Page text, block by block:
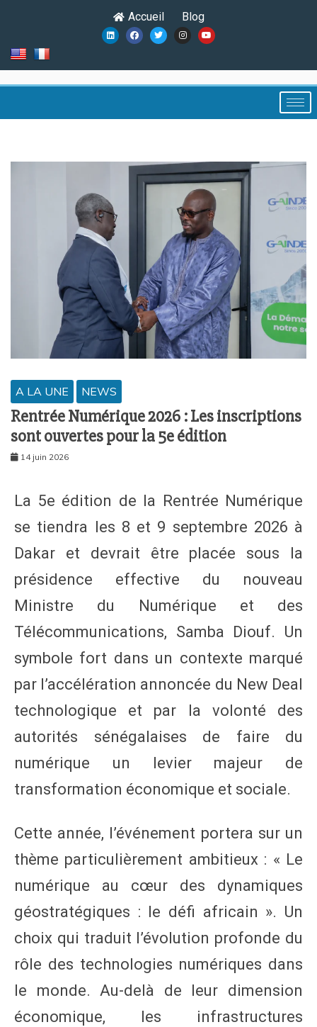
Accueil Blog
A LA UNE NEWS
Rentrée Numérique 2026 : Les inscriptions
sont ouvertes pour la 5e édition
14 juin 2026
La 5e édition de la Rentrée Numérique
se tiendra les 8 et 9 septembre 2026 à
Dakar et devrait être placée sous la
présidence effective du nouveau
Ministre du Numérique et des
Télécommunications, Samba Diouf. Un
symbole fort dans un contexte marqué
par l’accélération annoncée du New Deal
technologique et par la volonté des
autorités sénégalaises de faire du
numérique un levier majeur de
transformation économique et sociale.
Cette année, l’événement portera sur un
thème particulièrement ambitieux : « Le
numérique au cœur des dynamiques
géostratégiques : le défi africain ». Un
choix qui traduit l’évolution profonde du
rôle des technologies numériques dans
le monde. Au-delà de leur dimension
économique, les infrastructures